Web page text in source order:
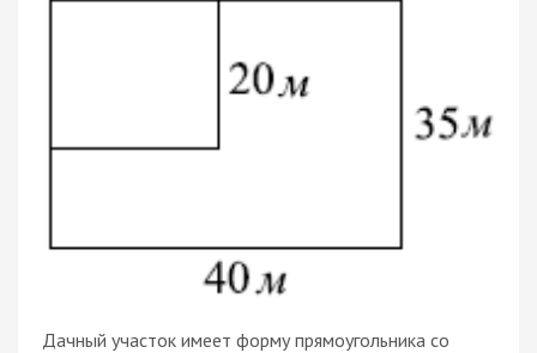
Дачный участок имеет форму прямоугольника со